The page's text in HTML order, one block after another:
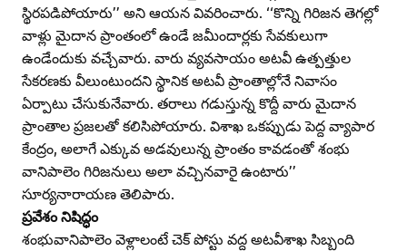
స్థిరపడిపోయారు’’ అని ఆయన వివరించారు. ‘‘కొన్ని గిరిజన తెగల్లో
వాళ్లు మైదాన ప్రాంతంలో ఉండే జమీందార్లకు సేవకులుగా
ఉండేందుకు వచ్చేవారు. వారు వ్యవసాయం అటవీ ఉత్పత్తుల
సేకరణకు వీలుంటుందని స్థానిక అటవీ ప్రాంతాల్లోనే నివాసం
ఏర్పాటు చేసుకునేవారు. తరాలు గడుస్తున్న కొద్దీ వారు మైదాన
ప్రాంతాల ప్రజలతో కలిసిపోయారు. విశాఖ ఒకప్పుడు పెద్ద వ్యాపార
కేంద్రం, అలాగే ఎక్కువ అడవులున్న ప్రాంతం కావడంతో శంభు
వానిపాలెం గిరిజనులు అలా వచ్చినవారై ఉంటారు’’
సూర్యనారాయణ తెలిపారు.
ప్రవేశం నిషిద్ధం
శంభువానిపాలెం వెళ్లాలంటే చెక్‌ పోస్టు వద్ద అటవీశాఖ సిబ్బంది